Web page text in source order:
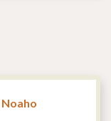
Noaho